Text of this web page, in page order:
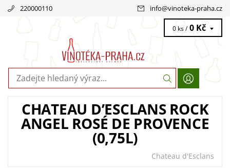
220000110 info@vinoteka-praha.cz
0 ks / 0 Kč
CHATEAU D’ESCLANS ROCK
ANGEL ROSÉ DE PROVENCE
(0,75L)
Chateau d'Esclans